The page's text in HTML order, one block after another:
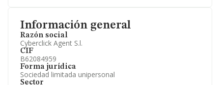
Información general
Razón social
Cyberclick Agent S.l.
CIF
B62084959
Forma jurídica
Sociedad limitada unipersonal
Sector